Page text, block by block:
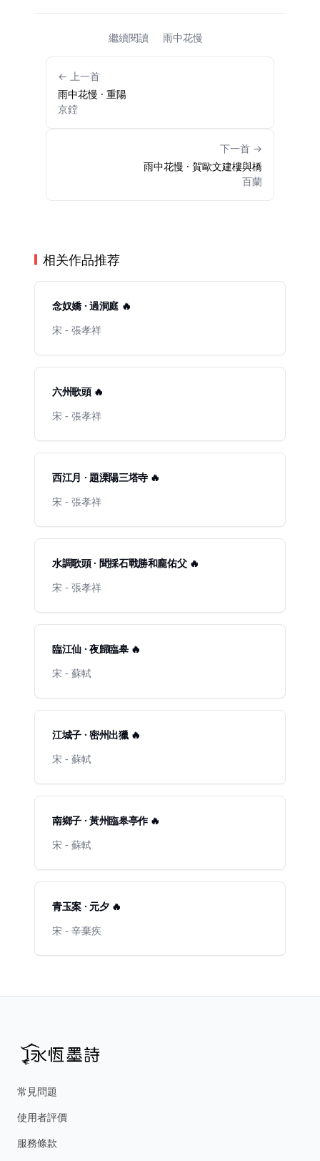
繼續閱讀 雨中花慢
← 上一首
雨中花慢 · 重陽
京鏜
下一首 →
雨中花慢 · 賀歐文建樓與橋
百蘭
相关作品推荐
念奴嬌 · 過洞庭 🔥
宋 - 張孝祥
六州歌頭 🔥
宋 - 張孝祥
西江月 · 題溧陽三塔寺 🔥
宋 - 張孝祥
水調歌頭 · 聞採石戰勝和龐佑父 🔥
宋 - 張孝祥
臨江仙 · 夜歸臨皋 🔥
宋 - 蘇軾
江城子 · 密州出獵 🔥
宋 - 蘇軾
南鄉子 · 黃州臨皋亭作 🔥
宋 - 蘇軾
青玉案 · 元夕 🔥
宋 - 辛棄疾
常見問題
使用者評價
服務條款